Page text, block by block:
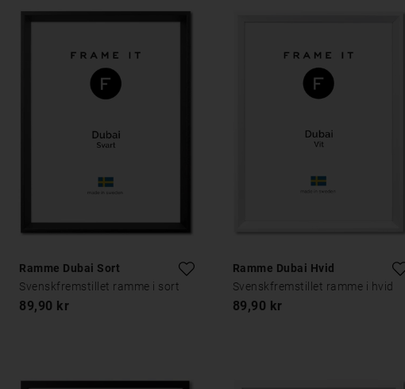
Ramme Dubai Sort
Svenskfremstillet ramme i sort
89,90 kr
Ramme Dubai Hvid
Svenskfremstillet ramme i hvid
89,90 kr